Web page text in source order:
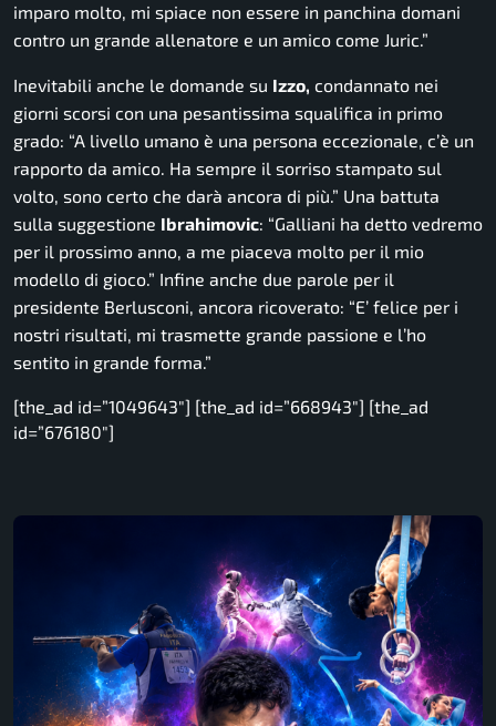
imparo molto, mi spiace non essere in panchina domani
contro un grande allenatore e un amico come Juric.”
Inevitabili anche le domande su Izzo, condannato nei
giorni scorsi con una pesantissima squalifica in primo
grado: “A livello umano è una persona eccezionale, c’è un
rapporto da amico. Ha sempre il sorriso stampato sul
volto, sono certo che darà ancora di più.” Una battuta
sulla suggestione Ibrahimovic: “Galliani ha detto vedremo
per il prossimo anno, a me piaceva molto per il mio
modello di gioco.” Infine anche due parole per il
presidente Berlusconi, ancora ricoverato: “E’ felice per i
nostri risultati, mi trasmette grande passione e l’ho
sentito in grande forma.”
[the_ad id=”1049643″] [the_ad id=”668943″] [the_ad
id=”676180″]